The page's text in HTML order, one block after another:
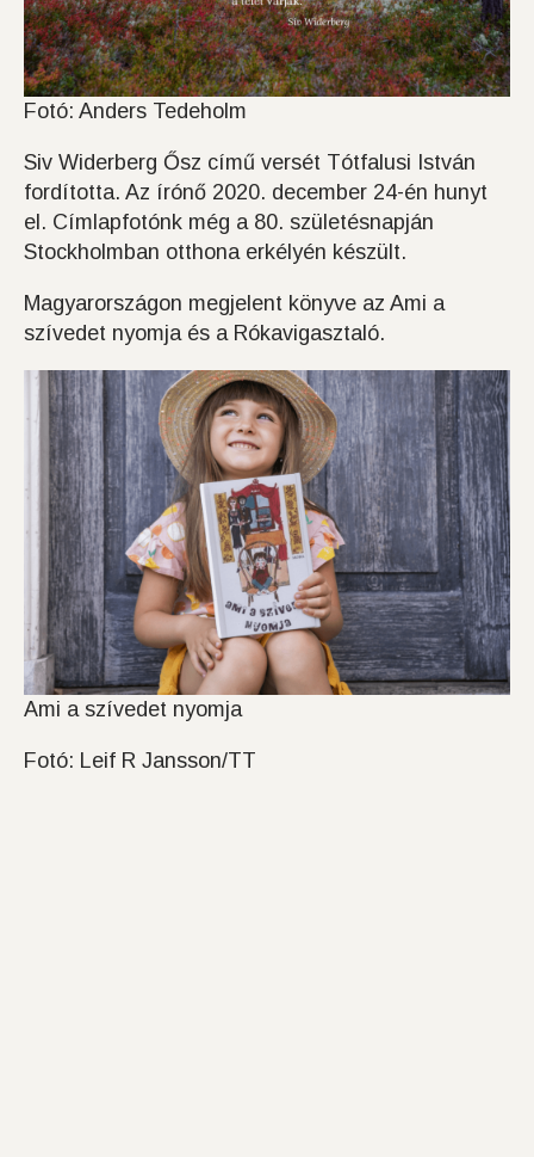
Fotó: Anders Tedeholm
Siv Widerberg Ősz című versét Tótfalusi István
fordította. Az írónő 2020. december 24-én hunyt
el. Címlapfotónk még a 80. születésnapján
Stockholmban otthona erkélyén készült.
Magyarországon megjelent könyve az Ami a
szívedet nyomja és a Rókavigasztaló.
Ami a szívedet nyomja
Fotó: Leif R Jansson/TT